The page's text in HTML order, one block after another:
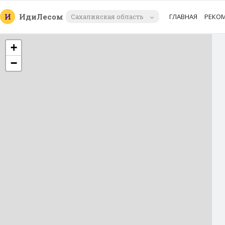
И ИдиЛесом Сахалинская область ГЛАВНАЯ
+
−